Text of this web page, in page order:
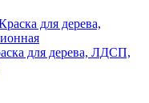
для дерева, ЛДСП,